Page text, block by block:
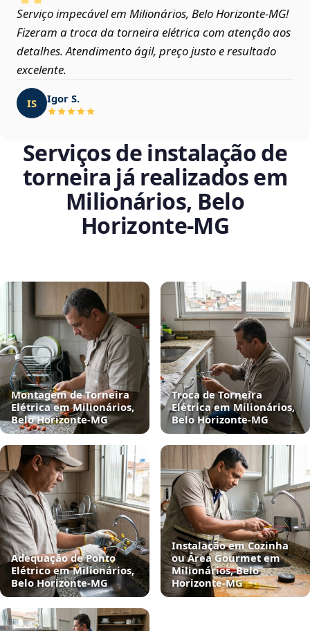
Serviço impecável em Milionários, Belo Horizonte‑MG!
Fizeram a troca da torneira elétrica com atenção aos
detalhes. Atendimento ágil, preço justo e resultado
excelente.
IS Igor S.
Serviços de instalação de
torneira já realizados em
Milionários, Belo
Horizonte‑MG
Montagem de Torneira
Elétrica em Milionários,
Belo Horizonte‑MG
Troca de Torneira
Elétrica em Milionários,
Belo Horizonte‑MG
Adequação de Ponto
Elétrico em Milionários,
Belo Horizonte‑MG
Instalação em Cozinha
ou Área Gourmet em
Milionários, Belo
Horizonte‑MG